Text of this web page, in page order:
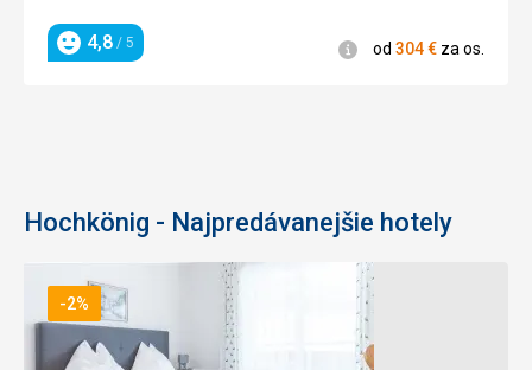
Hodnotenie
4,8 / 5 Informácie
od 304€ za os.
Hochkönig - Najpredávanejšie hotely
-2%